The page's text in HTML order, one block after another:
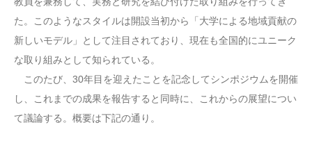
た。このようなスタイルは開設当初から「大学による地域貢献の
新しいモデル」として注目されており、現在も全国的にユニーク
な取り組みとして知られている。
このたび、30年目を迎えたことを記念してシンポジウムを開催
し、これまでの成果を報告すると同時に、これからの展望につい
て議論する。概要は下記の通り。